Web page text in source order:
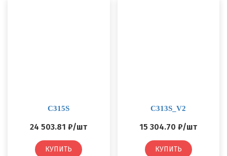
C315S
24 503.81 ₽/шт
КУПИТЬ
C313S_V2
15 304.70 ₽/шт
КУПИТЬ